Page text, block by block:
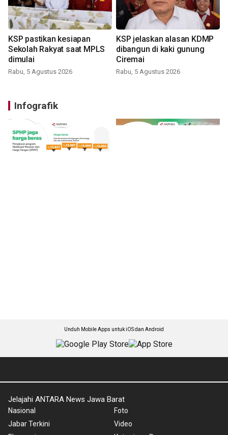
KSP pastikan kesiapan
Sekolah Rakyat saat MPLS
dimulai
Rabu, 5 Agustus 2026
KSP jelaskan alasan KDMP
dibangun di kaki gunung
Ciremai
Rabu, 5 Agustus 2026
Infografik
Unduh Mobile Apps untuk iOS dan Android
Jelajahi ANTARA News Jawa Barat
Nasional
Jabar Terkini
Foto
Video